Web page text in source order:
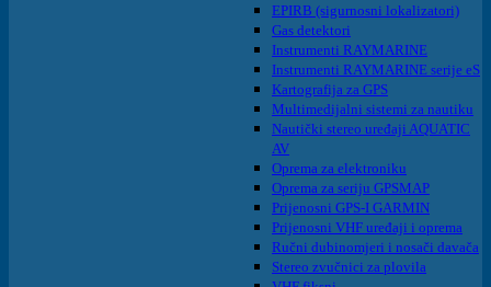
EPIRB (sigurnosni lokalizatori)
Gas detektori
Instrumenti RAYMARINE
Instrumenti RAYMARINE serije eS
Kartografija za GPS
Multimedijalni sistemi za nautiku
Nautički stereo uređaji AQUATIC
AV
Oprema za elektroniku
Oprema za seriju GPSMAP
Prijenosni GPS-I GARMIN
Prijenosni VHF uređaji i oprema
Ručni dubinomjeri i nosači davača
Stereo zvučnici za plovila